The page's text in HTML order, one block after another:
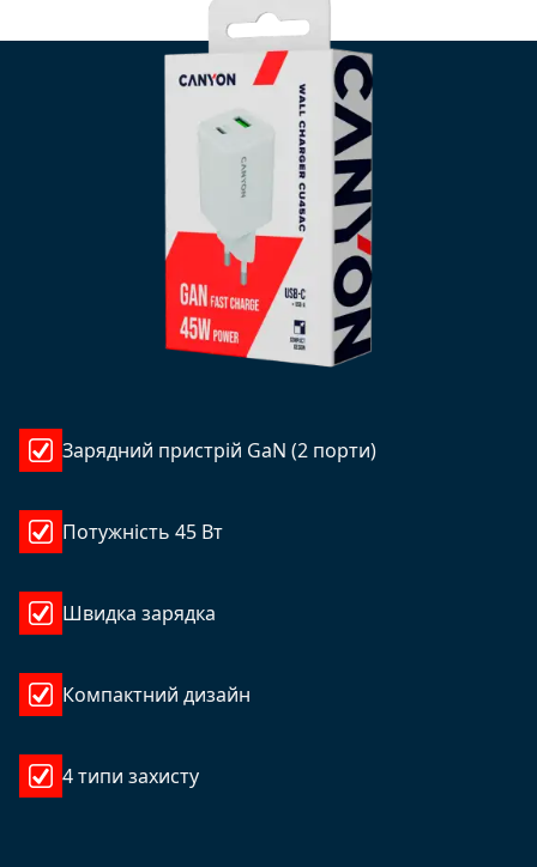
Зарядний пристрій GaN (2 порти)
Потужність 45 Вт
Швидка зарядка
Компактний дизайн
4 типи захисту